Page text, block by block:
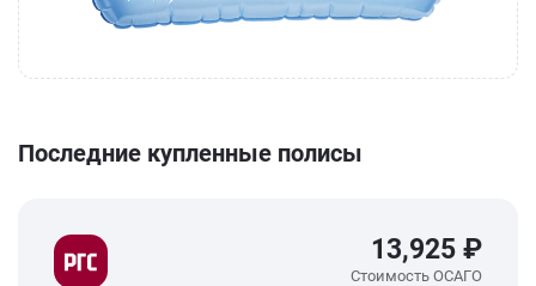
Последние купленные полисы
13,925 ₽
Стоимость ОСАГО